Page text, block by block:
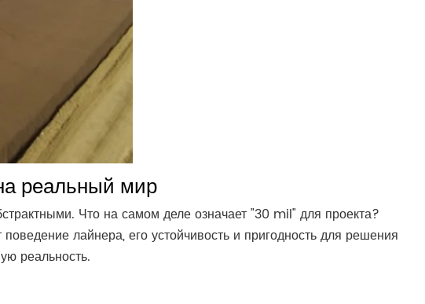
реальный мир
Что на самом деле означает "30 mil" для проекта?
лайнера, его устойчивость и пригодность для решения
реальность.